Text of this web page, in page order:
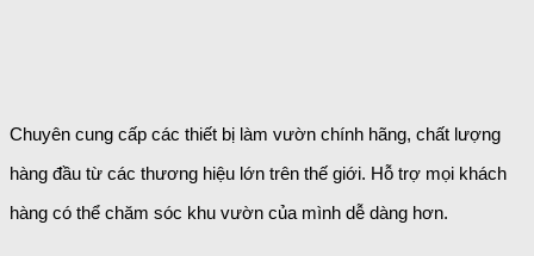
Chuyên cung cấp các thiết bị làm vườn chính hãng, chất lượng
hàng đầu từ các thương hiệu lớn trên thế giới. Hỗ trợ mọi khách
hàng có thể chăm sóc khu vườn của mình dễ dàng hơn.